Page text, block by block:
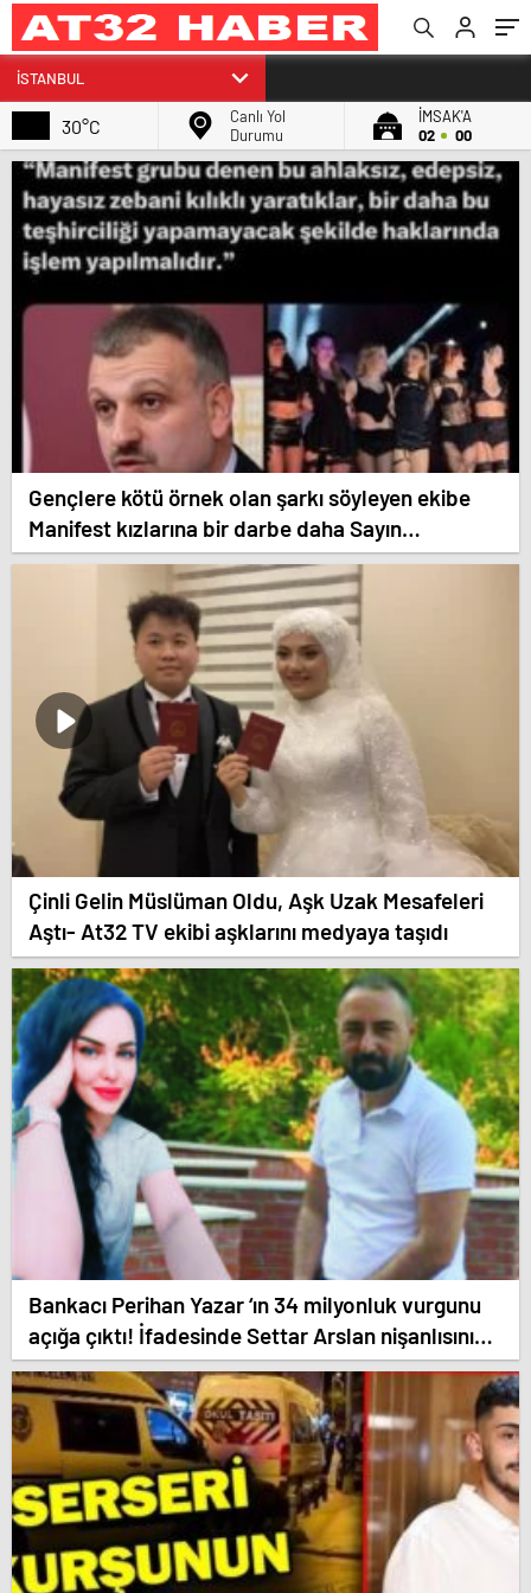
30°C
Canlı Yol
Durumu
İMSAK'A
02
00
Gençlere kötü örnek olan şarkı söyleyen ekibe
Manifest kızlarına bir darbe daha Sayın
Cumhurbaşkanı Recep Tayyip Erdoğan talimatı
ile bütün akpartililer ve Türkiyedeki çoğu
mekanlardan darbe geldi.
Çinli Gelin Müslüman Oldu, Aşk Uzak Mesafeleri
Aştı- At32 TV ekibi aşklarını medyaya taşıdı
Bankacı Perihan Yazar ‘ın 34 milyonluk vurgunu
açığa çıktı! İfadesinde Settar Arslan nişanlısını
işaret etti. Dolandırmayı birlikte planmışlar